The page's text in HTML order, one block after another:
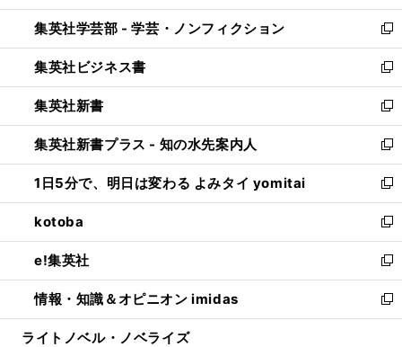
開
く
ウ
で
開
く
ン
ド
ウ
で
開
く
ウ
ィ
ン
ド
ウ
で
開
く
集英社学芸部 - 学芸・ノンフィクション
新
し
い
ウ
ィ
ン
ド
ウ
で
開
く
集英社ビジネス書
新
し
い
ウ
ィ
ン
ド
ウ
で
開
く
集英社新書
新
し
い
ウ
ィ
ン
ド
ウ
で
開
く
集英社新書プラス - 知の水先案内人
新
し
い
ウ
ィ
ン
ド
ウ
で
開
1日5分で、明日は変わる よみタイ yomitai
新
し
い
ウ
ィ
ン
ド
ウ
kotoba
新
し
い
ウ
ィ
ン
e!集英社
新
し
い
ウ
情報・知識＆オピニオン imidas
新
し
ライトノベル・ノベライズ